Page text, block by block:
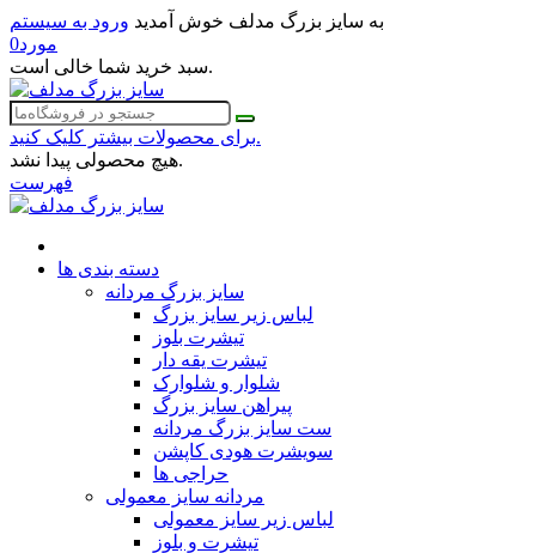
به سایز بزرگ مدلف خوش آمدید ورود به سیستم
0مورد
سبد خرید شما خالی است.
برای محصولات بیشتر کلیک کنید.
هیچ محصولی پیدا نشد.
فهرست
دسته بندی ها
سایز بزرگ مردانه
لباس زیر سایز بزرگ
تیشرت بلوز
تیشرت یقه دار
شلوار و شلوارک
پیراهن سایز بزرگ
ست سایز بزرگ مردانه
سویشرت هودی کاپشن
حراجی ها
مردانه سایز معمولی
لباس زیر سایز معمولی
تیشرت و بلوز